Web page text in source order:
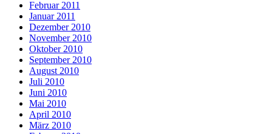
Februar 2011
Januar 2011
Dezember 2010
November 2010
Oktober 2010
September 2010
August 2010
Juli 2010
Juni 2010
Mai 2010
April 2010
März 2010